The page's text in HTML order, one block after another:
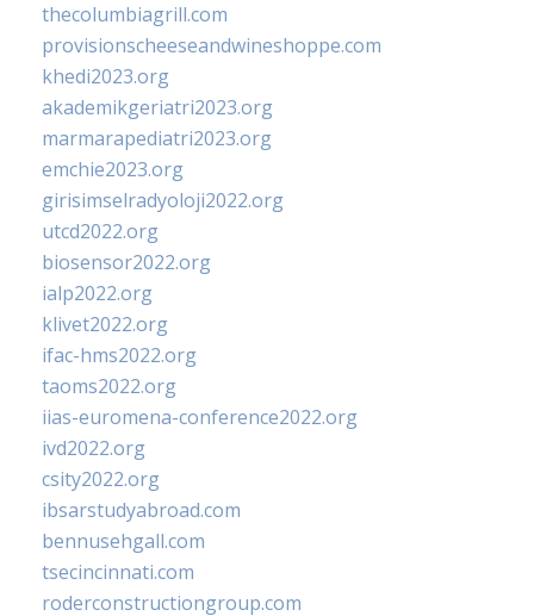
thecolumbiagrill.com
provisionscheeseandwineshoppe.com
khedi2023.org
akademikgeriatri2023.org
marmarapediatri2023.org
emchie2023.org
girisimselradyoloji2022.org
utcd2022.org
biosensor2022.org
ialp2022.org
klivet2022.org
ifac-hms2022.org
taoms2022.org
iias-euromena-conference2022.org
ivd2022.org
csity2022.org
ibsarstudyabroad.com
bennusehgall.com
tsecincinnati.com
roderconstructiongroup.com